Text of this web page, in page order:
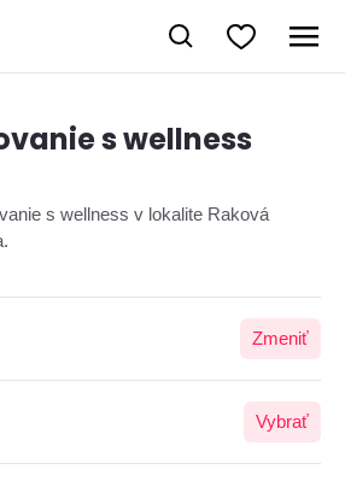
s wellness
s wellness v lokalite Raková
Zmeniť
Vybrať